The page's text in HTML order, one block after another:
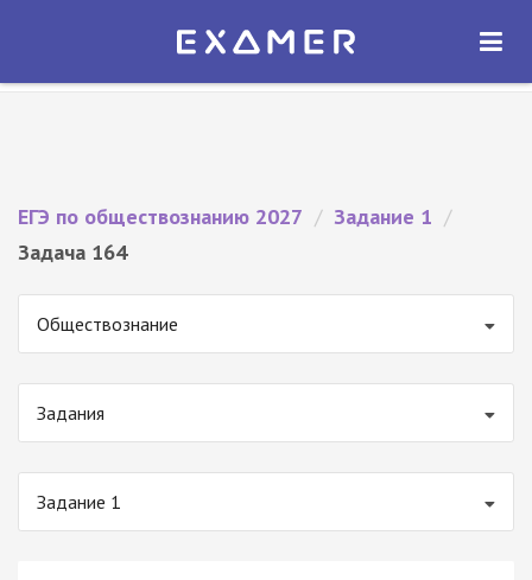
Экзамер — ЕГЭ 2027
ОТКРЫТЬ
ЕГЭ по обществознанию 2027 / Задание 1 /
Задача 164
Обществознание
Задания
Задание 1